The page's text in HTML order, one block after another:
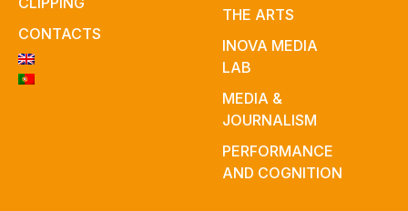
CONTACTS
THE ARTS
INOVA MEDIA
LAB
MEDIA &
JOURNALISM
PERFORMANCE
AND COGNITION